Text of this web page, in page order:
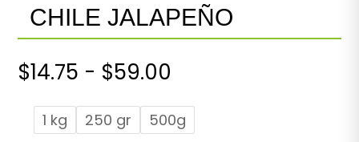
CHILE JALAPEÑO
$14.75 - $59.00
precios:
desde
1 kg 250 gr 500g